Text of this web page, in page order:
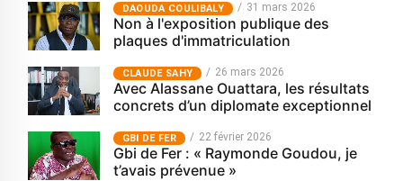
‎DAOUDA COULIBALY 31 mars 2026
Non à l'exposition publique des
plaques d'immatriculation
CLAUDE SAHY 26 mars 2026
Avec Alassane Ouattara, les résultats
concrets d’un diplomate exceptionnel
GBI DE FER 22 février 2026
Gbi de Fer : « Raymonde Goudou, je
t’avais prévenue »